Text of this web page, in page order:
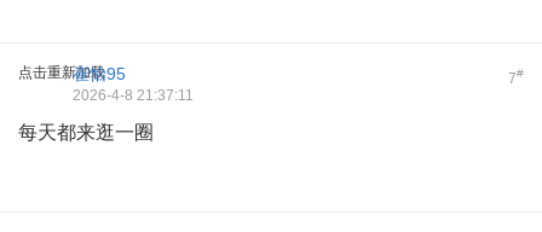
点击重新加载 7#
崔怡95
2026-4-8 21:37:11
每天都来逛一圈